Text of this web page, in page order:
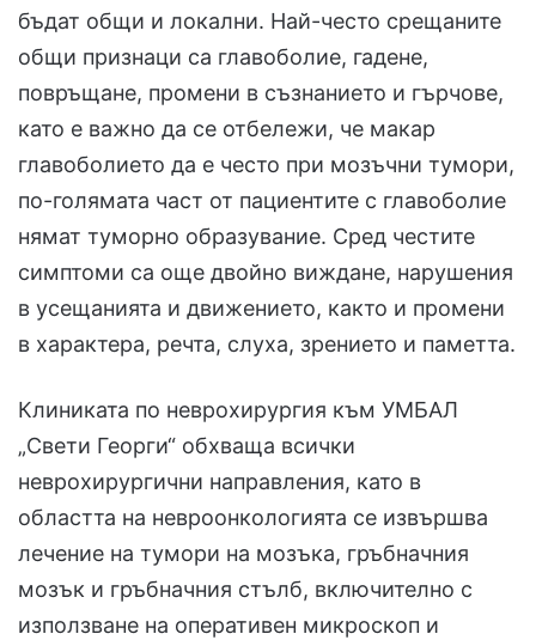
бъдат общи и локални. Най-често срещаните
общи признаци са главоболие, гадене,
повръщане, промени в съзнанието и гърчове,
като е важно да се отбележи, че макар
главоболието да е често при мозъчни тумори,
по-голямата част от пациентите с главоболие
нямат туморно образувание. Сред честите
симптоми са още двойно виждане, нарушения
в усещанията и движението, както и промени
в характера, речта, слуха, зрението и паметта.
Клиниката по неврохирургия към УМБАЛ
„Свети Георги“ обхваща всички
неврохирургични направления, като в
областта на невроонкологията се извършва
лечение на тумори на мозъка, гръбначния
мозък и гръбначния стълб, включително с
използване на оперативен микроскоп и